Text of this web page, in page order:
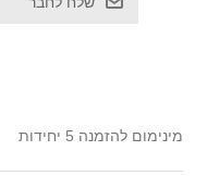
מינימום להזמנה 5 יחידות